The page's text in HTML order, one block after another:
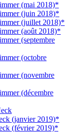
(mai 2018)*
(juin 2018)*
(juillet 2018)*
(août 2018)*
(septembre
(octobre
(novembre
(décembre
(janvier 2019)*
(février 2019)*